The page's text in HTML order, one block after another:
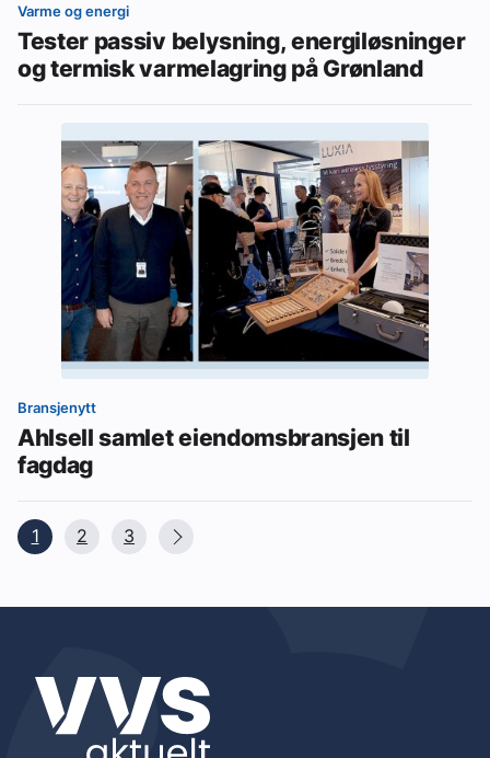
Varme og energi
Tester passiv belysning, energiløsninger
og termisk varmelagring på Grønland
Bransjenytt
Ahlsell samlet eiendomsbransjen til
fagdag
1 2 3